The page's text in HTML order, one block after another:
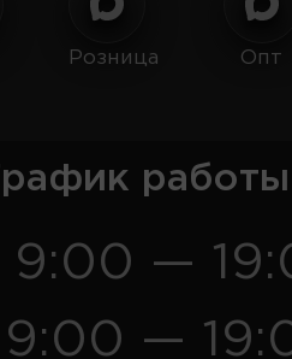
Розница Опт
9:00 —
9:00 —